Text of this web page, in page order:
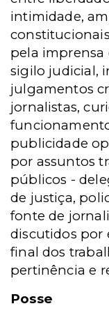
intimidade,
pela imprensa
sigilo judicial,
julgamentos
jornalistas,
publicidade
por assuntos
públicos -
de justiça,
fonte de
discutidos por
final dos
pertinência e
Posse